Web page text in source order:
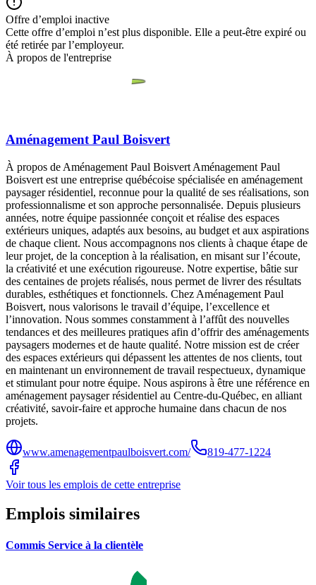
Offre d’emploi inactive
Cette offre d’emploi n’est plus disponible. Elle a peut-être expiré ou
été retirée par l’employeur.
À propos de l'entreprise
Aménagement Paul Boisvert
À propos de Aménagement Paul Boisvert Aménagement Paul
Boisvert est une entreprise québécoise spécialisée en aménagement
paysager résidentiel, reconnue pour la qualité de ses réalisations, son
professionnalisme et son approche personnalisée. Depuis plusieurs
années, notre équipe passionnée conçoit et réalise des espaces
extérieurs uniques, adaptés aux besoins, au budget et aux aspirations
de chaque client. Nous accompagnons nos clients à chaque étape de
leur projet, de la conception à la réalisation, en misant sur l’écoute,
la créativité et une exécution rigoureuse. Notre expertise, bâtie sur
des centaines de projets réalisés, nous permet de livrer des résultats
durables, esthétiques et fonctionnels. Chez Aménagement Paul
Boisvert, nous valorisons le travail d’équipe, l’excellence et
l’innovation. Nous sommes constamment à l’affût des nouvelles
tendances et des meilleures pratiques afin d’offrir des aménagements
paysagers modernes et de haute qualité. Notre mission est de créer
des espaces extérieurs qui dépassent les attentes de nos clients, tout
en maintenant un environnement de travail respectueux, dynamique
et stimulant pour notre équipe. Nous aspirons à être une référence en
aménagement paysager résidentiel au Centre-du-Québec, en alliant
créativité, savoir-faire et approche humaine dans chacun de nos
projets.
www.amenagementpaulboisvert.com/ 819-477-1224
Voir tous les emplois de cette entreprise
Emplois similaires
Commis Service à la clientèle